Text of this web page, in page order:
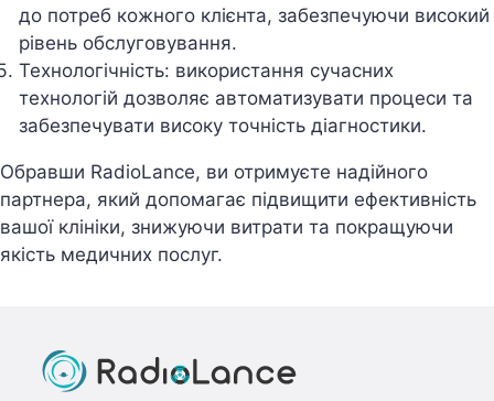
до потреб кожного клiєнта, забезпечуючи високий
рiвень обслуговування.
Технологiчнiсть: використання сучасних
технологiй дозволяє автоматизувати процеси та
забезпечувати високу точнiсть дiагностики.
Обравши RadioLance, ви отримуєте надiйного
партнера, який допомагає пiдвищити ефективнiсть
вашої клiнiки, знижуючи витрати та покращуючи
якiсть медичних послуг.